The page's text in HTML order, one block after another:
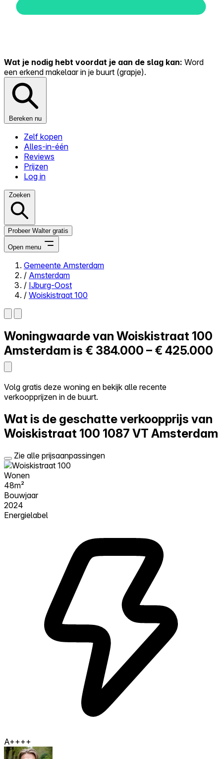
Wat je nodig hebt voordat je aan de slag kan: Word
een erkend makelaar in je buurt (grapje).
Bereken nu
Zelf kopen
Alles-in-één
Reviews
Prijzen
Log in
Zoeken
Probeer Walter gratis
Open menu
Close menu
Zelf kopen
Alles-in-één
Reviews
Log in
Probeer Walter gratis
Gemeente Amsterdam
/ Amsterdam
/ IJburg-Oost
/ Woiskistraat 100
Woningwaarde van Woiskistraat 100
Amsterdam is € 384.000 – € 425.000
Volg gratis deze woning en bekijk alle recente
verkoopprijzen in de buurt.
Wat is de geschatte verkoopprijs van
Woiskistraat 100 1087 VT Amsterdam
Zie alle prijsaanpassingen
Wonen
48m²
Bouwjaar
2024
Energielabel
A++++